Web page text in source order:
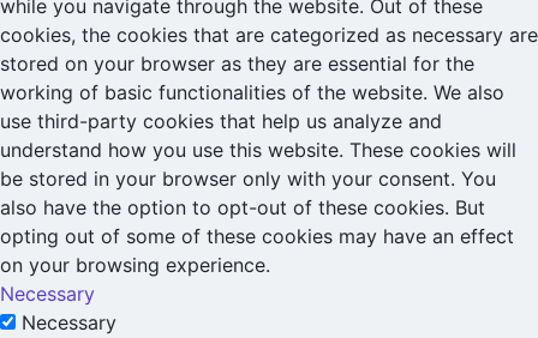
while you navigate through the website. Out of these
cookies, the cookies that are categorized as necessary are
stored on your browser as they are essential for the
working of basic functionalities of the website. We also
use third-party cookies that help us analyze and
understand how you use this website. These cookies will
be stored in your browser only with your consent. You
also have the option to opt-out of these cookies. But
opting out of some of these cookies may have an effect
on your browsing experience.
Necessary
Necessary